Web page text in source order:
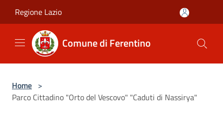
Regione Lazio
Comune di Ferentino
Home >
Parco Cittadino "Orto del Vescovo" "Caduti di Nassirya"